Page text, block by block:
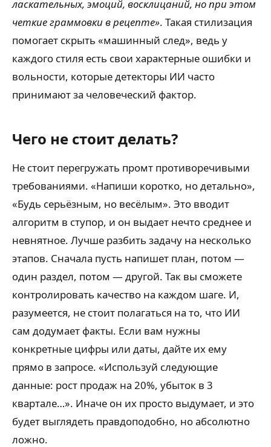
ласкательных, эмоций, восклицаний, но при этом
четкие граммовки в рецепте». Такая стилизация
помогает скрыть «машинный след», ведь у
каждого стиля есть свои характерные ошибки и
вольности, которые детекторы ИИ часто
принимают за человеческий фактор.
Чего не стоит делать?
Не стоит перегружать промт противоречивыми
требованиями. «Напиши коротко, но детально»,
«Будь серьёзным, но весёлым». Это вводит
алгоритм в ступор, и он выдает нечто среднее и
невнятное. Лучше разбить задачу на несколько
этапов. Сначала пусть напишет план, потом —
один раздел, потом — другой. Так вы сможете
контролировать качество на каждом шаге. И,
разумеется, не стоит полагаться на то, что ИИ
сам додумает факты. Если вам нужны
конкретные цифры или даты, дайте их ему
прямо в запросе. «Используй следующие
данные: рост продаж на 20%, убыток в 3
квартале…». Иначе он их просто выдумает, и это
будет выглядеть правдоподобно, но абсолютно
ложно.